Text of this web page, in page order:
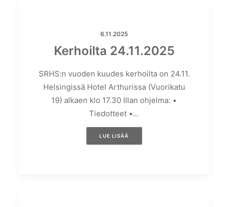
6.11.2025
Kerhoilta 24.11.2025
SRHS:n vuoden kuudes kerhoilta on 24.11.
Helsingissä Hotel Arthurissa (Vuorikatu
19) alkaen klo 17.30 Illan ohjelma: •
Tiedotteet •…
LUE LISÄÄ